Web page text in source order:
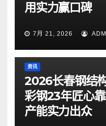
用实力赢口碑
7月 21, 2026
资讯
2026长春钢结
彩钢23年匠心
产能实力出众